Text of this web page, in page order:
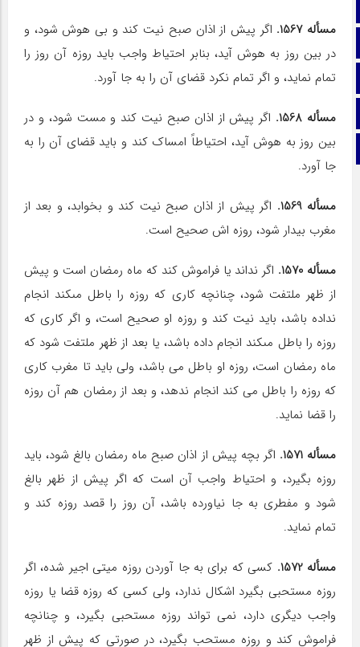
آپارات
اینستاگرام
تلگرام
مسأله 1567.
اگر پیش از اذان صبح نیت کند و بى‏ هوش شود، و
در بین روز به هوش آید، بنابر احتیاط واجب باید روزه آن روز را
تمام نماید، و اگر تمام نکرد قضاى آن را به جا آورد.
مسأله 1568.
اگر پیش از اذان صبح نیت کند و مست شود، و در
بین روز به هوش آید، احتیاطاً امساک کند و باید قضاى آن را به
جا آورد.
مسأله 1569.
اگر پیش از اذان صبح نیت کند و بخوابد، و بعد از
مغرب بیدار شود، روزه‏ اش صحیح است.
مسأله 1570.
اگر نداند یا فراموش کند که ماه رمضان است و پیش
از ظهر ملتفت شود، چنان‏چه کارى که روزه را باطل مى‏کند انجام
نداده باشد، باید نیت کند و روزه او صحیح است، و اگر کارى که
روزه را باطل مى‏کند انجام داده باشد، یا بعد از ظهر ملتفت شود که
ماه رمضان است، روزه او باطل مى‏ باشد، ولى باید تا مغرب کارى
که روزه را باطل مى ‏کند انجام ندهد، و بعد از رمضان هم آن روزه
را قضا نماید.
مسأله 1571.
اگر بچه پیش از اذان صبح ماه رمضان بالغ شود، باید
روزه بگیرد، و احتیاط واجب آن است که اگر پیش از ظهر بالغ
شود و مفطرى به جا نیاورده باشد، آن روز را قصد روزه کند و
تمام نماید.
مسأله 1572.
کسى که براى به جا آوردن روزه میتى اجیر شده، اگر
روزه مستحبى بگیرد اشکال ندارد، ولى کسى که روزه قضا یا روزه
واجب دیگرى دارد، نمى‏ تواند روزه مستحبى بگیرد، و چنان‏چه
فراموش کند و روزه مستحب بگیرد، در صورتى که پیش از ظهر